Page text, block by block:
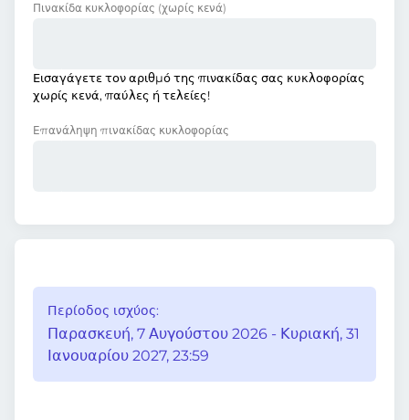
Πινακίδα κυκλοφορίας (χωρίς κενά)
Εισαγάγετε τον αριθμό της πινακίδας σας κυκλοφορίας
χωρίς κενά, παύλες ή τελείες!
Επανάληψη πινακίδας κυκλοφορίας
Περίοδος ισχύος:
Παρασκευή, 7 Αυγούστου 2026 - Κυριακή, 31
Ιανουαρίου 2027, 23:59